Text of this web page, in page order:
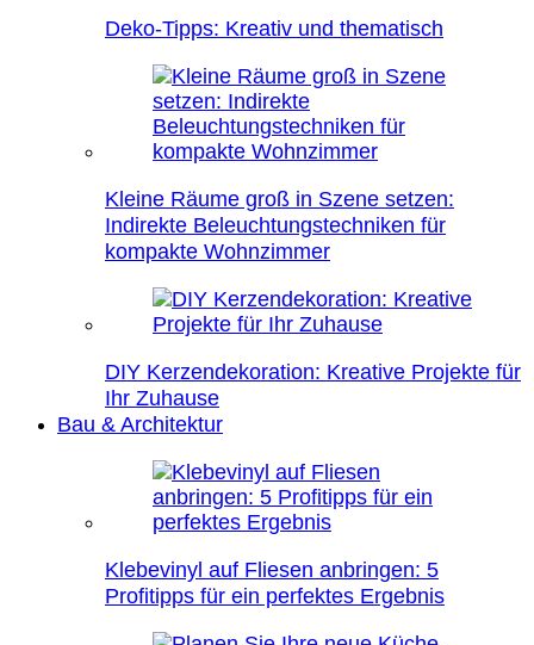
Deko-Tipps: Kreativ und thematisch
Kleine Räume groß in Szene setzen:
Indirekte Beleuchtungstechniken für
kompakte Wohnzimmer
DIY Kerzendekoration: Kreative Projekte für
Ihr Zuhause
Bau & Architektur
Klebevinyl auf Fliesen anbringen: 5
Profitipps für ein perfektes Ergebnis